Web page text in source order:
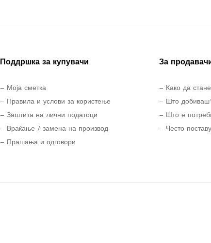
Поддршка за купувачи
– Моја сметка
– Правила и услови за користење
– Заштита на лични податоци
– Враќање / замена на производ
– Прашања и одговори
За
– Како да
– Што
– Што е
– Често